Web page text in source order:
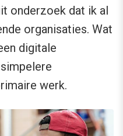
onderzoek dat ik al
organisaties. Wat
digitale
werk.